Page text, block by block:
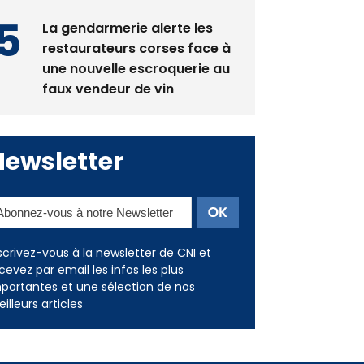
une nouvelle escroquerie au
faux vendeur de vin
vous à la newsletter de CNI et
par email les infos les plus
et une sélection de nos